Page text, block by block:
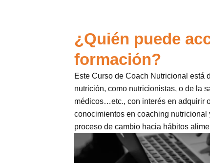
¿Quién puede
formación?
Este Curso de Coach Nutricional está
nutrición, como nutricionistas, o de la
médicos…etc., con interés en adquirir
conocimientos en coaching nutricional
proceso de cambio hacia hábitos